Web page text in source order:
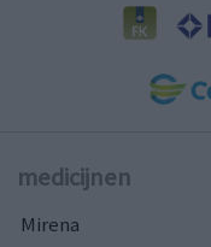
medicijnen
Mirena